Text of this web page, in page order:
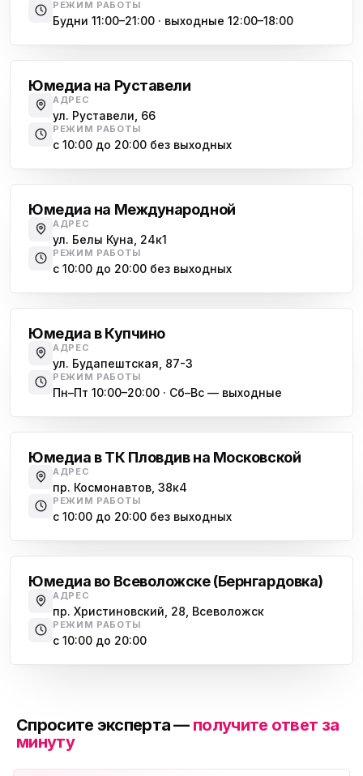
РЕЖИМ РАБОТЫ
Будни 11:00–21:00 · выходные 12:00–18:00
Юмедиа на Руставели
АДРЕС
ул. Руставели, 66
РЕЖИМ РАБОТЫ
с 10:00 до 20:00 без выходных
Юмедиа на Международной
АДРЕС
ул. Белы Куна, 24к1
РЕЖИМ РАБОТЫ
с 10:00 до 20:00 без выходных
Юмедиа в Купчино
АДРЕС
ул. Будапештская, 87-3
РЕЖИМ РАБОТЫ
Пн–Пт 10:00–20:00 · Сб–Вс — выходные
Юмедиа в ТК Пловдив на Московской
АДРЕС
пр. Космонавтов, 38к4
РЕЖИМ РАБОТЫ
с 10:00 до 20:00 без выходных
Юмедиа во Всеволожске (Бернгардовка)
АДРЕС
пр. Христиновский, 28, Всеволожск
РЕЖИМ РАБОТЫ
с 10:00 до 20:00
Спросите эксперта — получите ответ за
минуту